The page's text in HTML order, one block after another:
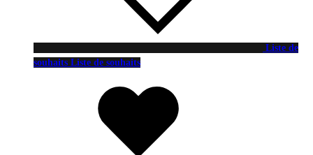
Liste de
souhaits Liste de souhaits